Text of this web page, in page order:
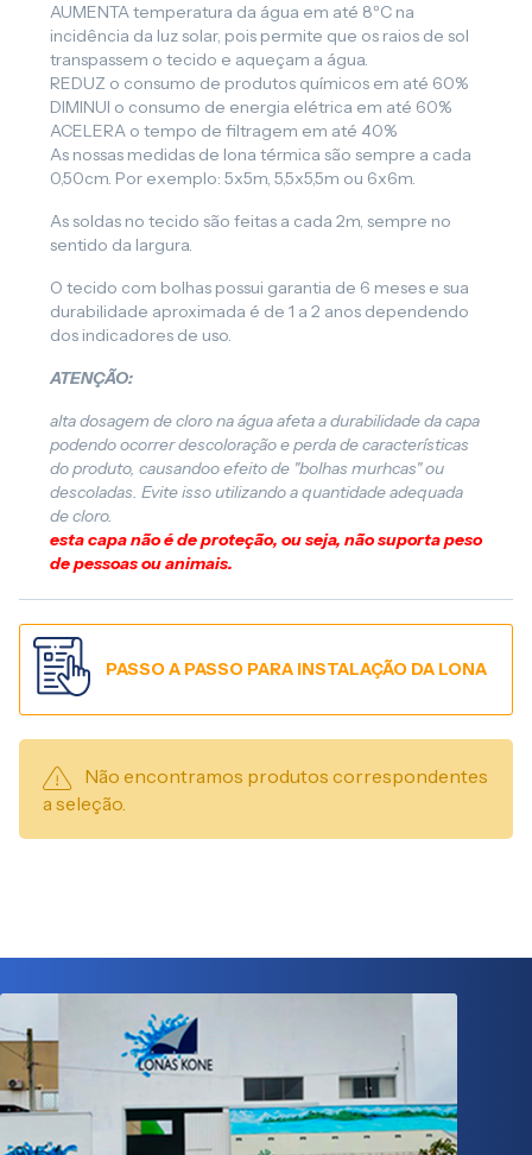
AUMENTA temperatura da água em até 8ºC na
incidência da luz solar, pois permite que os raios de sol
transpassem o tecido e aqueçam a água.
REDUZ o consumo de produtos químicos em até 60%
DIMINUI o consumo de energia elétrica em até 60%
ACELERA o tempo de filtragem em até 40%
As nossas medidas de lona térmica são sempre a cada
0,50cm. Por exemplo: 5x5m, 5,5x5,5m ou 6x6m.
As soldas no tecido são feitas a cada 2m, sempre no
sentido da largura.
O tecido com bolhas possui garantia de 6 meses e sua
durabilidade aproximada é de 1 a 2 anos dependendo
dos indicadores de uso.
ATENÇÃO:
alta dosagem de cloro na água afeta a durabilidade da capa
podendo ocorrer descoloração e perda de características
do produto, causandoo efeito de "bolhas murhcas" ou
descoladas. Evite isso utilizando a quantidade adequada
de cloro.
esta capa não é de proteção, ou seja, não suporta peso
de pessoas ou animais.
Não encontramos produtos correspondentes
a seleção.
PASSO A PASSO PARA INSTALAÇÃO DA LONA